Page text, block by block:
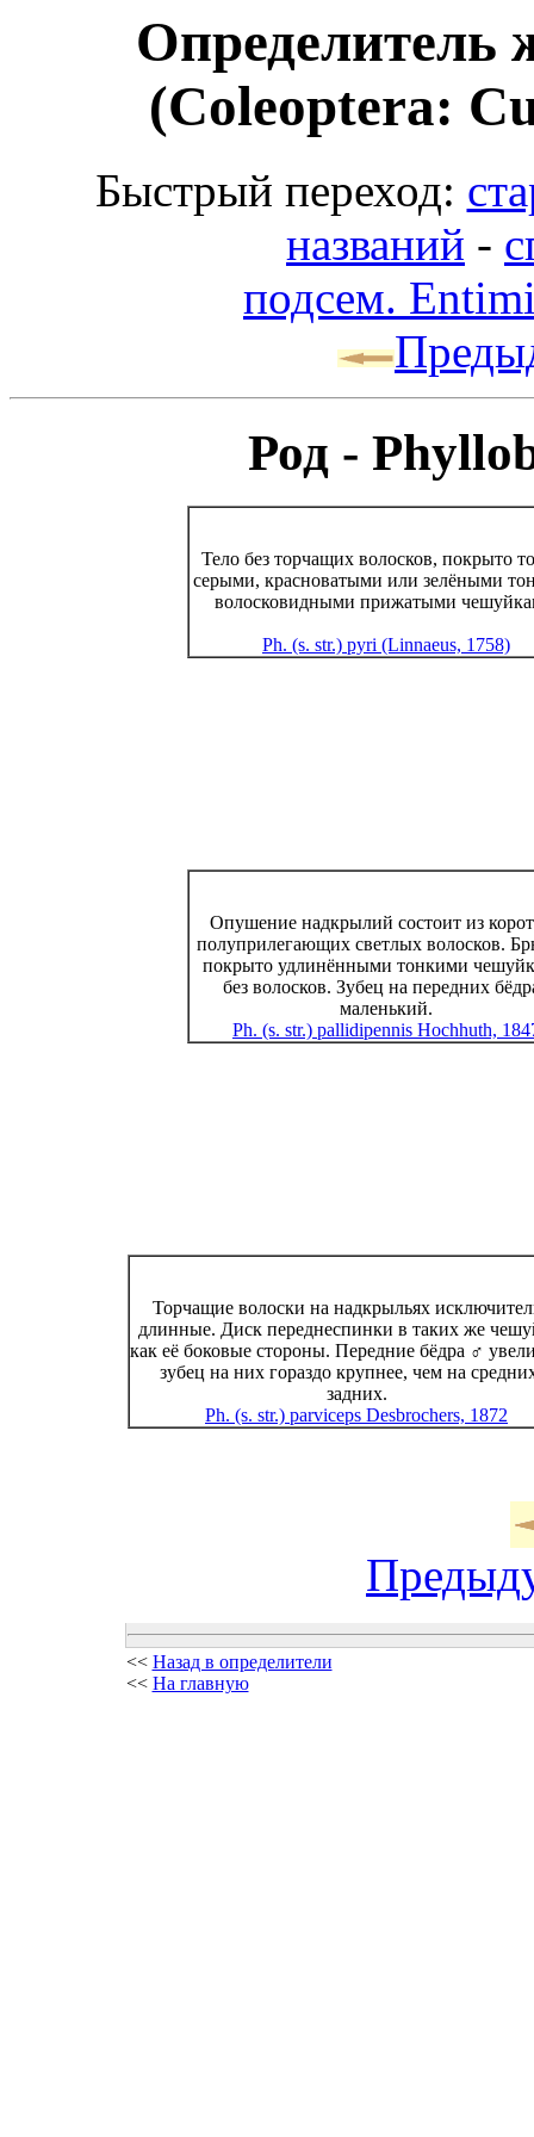
Определитель
(Coleoptera:
Быстрый переход:
названий -
подсем.
Род -
Тело без торчащих волосков, покрыто
серыми, красноватыми или зелёными
волосковидными прижатыми
Ph. (s. str.) pyri (Linnaeus, 1758)
Опушение надкрылий состоит из
полуприлегающих светлых волосков.
покрыто удлинёнными тонкими
без волосков. Зубец на передних
маленький.
Ph. (s. str.) pallidipennis Hochhuth,
Торчащие волоски на надкрыльях
длинные. Диск переднеспинки в таких же
как её боковые стороны. Передние бёдра ♂
зубец на них гораздо крупнее, чем на
задних.
Ph. (s. str.) parviceps Desbrochers, 1872
<< Назад в определители
<< На главную